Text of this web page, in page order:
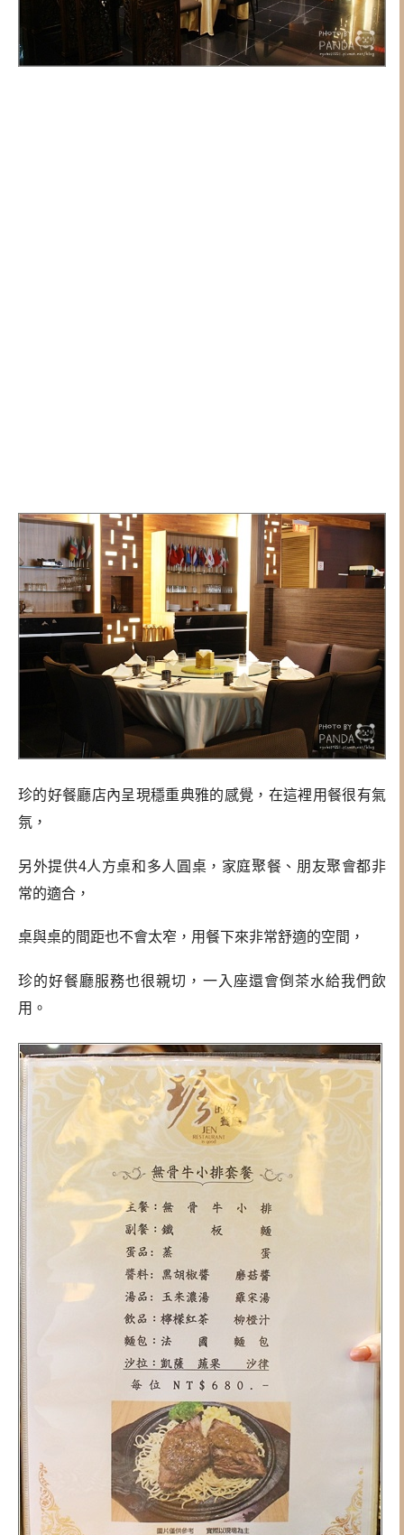
珍的好餐廳店內呈現穩重典雅的感覺，在這裡用餐很有氣
氛，
另外提供4人方桌和多人圓桌，家庭聚餐、朋友聚會都非
常的適合，
桌與桌的間距也不會太窄，用餐下來非常舒適的空間，
珍的好餐廳服務也很親切，一入座還會倒茶水給我們飲
用。